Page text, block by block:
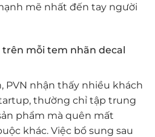
mẽ nhất đến tay người
trên mỗi tem nhãn decal
PVN nhận thấy nhiều khách
thường chỉ tập trung
phẩm mà quên mất
khác. Việc bổ sung sau